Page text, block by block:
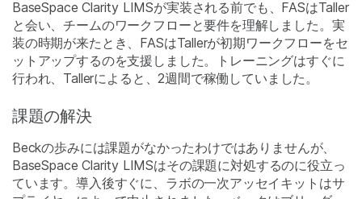
BaseSpace Clarity LIMSが実装される前でも、FASはTaller
と会い、チームのワークフローと要件を理解しました。実
装の時期が来たとき、FASはTallerが初期ワークフローをセ
ットアップするのを支援しました。トレーニングはすぐに
行われ、Tallerによると、2週間で稼働していました。
課題の解決
Beckの歩みには課題がなかったわけではありませんが、
BaseSpace Clarity LIMSはその課題に対処するのに役立っ
ています。導入後すぐに、ラボの一次アッセイキットはサ